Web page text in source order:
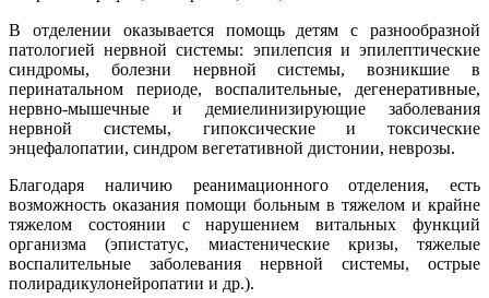
В отделении оказывается помощь детям с разнообразной
патологией нервной системы: эпилепсия и эпилептические
синдромы, болезни нервной системы, возникшие в
перинатальном периоде, воспалительные, дегенеративные,
нервно-мышечные и демиелинизирующие заболевания
нервной системы, гипоксические и токсические
энцефалопатии, синдром вегетативной дистонии, неврозы.
Благодаря наличию реанимационного отделения, есть
возможность оказания помощи больным в тяжелом и крайне
тяжелом состоянии с нарушением витальных функций
организма (эпистатус, миастенические кризы, тяжелые
воспалительные заболевания нервной системы, острые
полирадикулонейропатии и др.).